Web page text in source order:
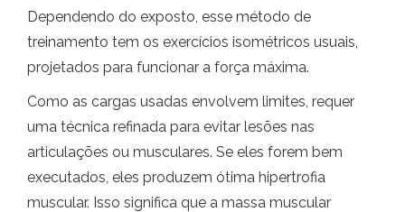
Dependendo do exposto, esse método de
treinamento tem os exercícios isométricos usuais,
projetados para funcionar a força máxima.
Como as cargas usadas envolvem limites, requer
uma técnica refinada para evitar lesões nas
articulações ou musculares. Se eles forem bem
executados, eles produzem ótima hipertrofia
muscular. Isso significa que a massa muscular